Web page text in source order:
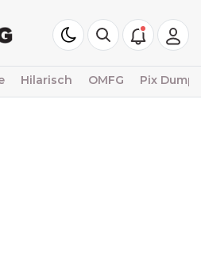
Hilarisch OMFG Pix Dump